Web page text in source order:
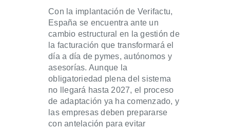
Con la implantación de Verifactu,
España se encuentra ante un
cambio estructural en la gestión de
la facturación que transformará el
día a día de pymes, autónomos y
asesorías. Aunque la
obligatoriedad plena del sistema
no llegará hasta 2027, el proceso
de adaptación ya ha comenzado, y
las empresas deben prepararse
con antelación para evitar